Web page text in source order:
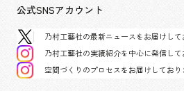
公式SNSアカウント
乃村工藝社の最新ニュースをお届けして
乃村工藝社の実績紹介を中心に発信して
空間づくりのプロセスをお届けしており